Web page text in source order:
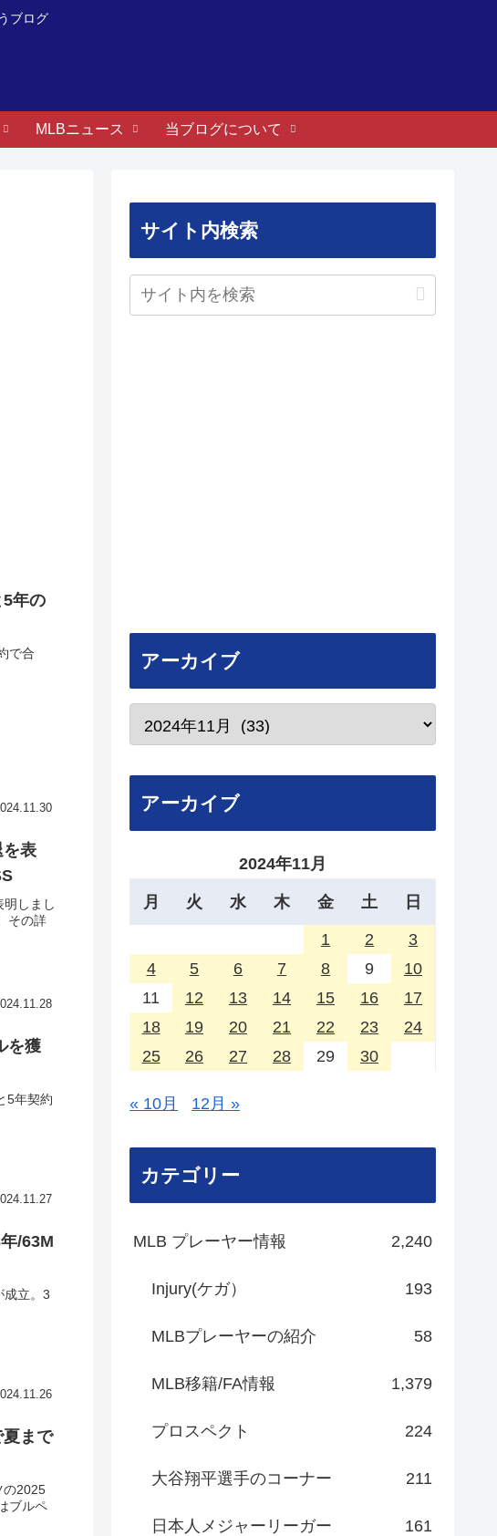
ブログ
MLBニュース 当ブログについて
5年の
で合
を表
しまし
その詳
を獲
5年契約
/63M
成立。3
夏まで
の2025
ブルペ
サイト内検索
アーカイブ
アーカイブ
2024年11月
月 火 水 木 金 土 日
1 2
3
4
5 6 7 8 9
10
11
12 13 14 15 16
17
18
19 20 21 22 23
24
25
26 27 28 29 30
« 10月 12月 »
カテゴリー
MLB プレーヤー情報 2,240
Injury(ケガ） 193
MLBプレーヤーの紹介 58
MLB移籍/FA情報 1,379
プロスペクト 224
大谷翔平選手のコーナー 211
日本人メジャーリーガー 161